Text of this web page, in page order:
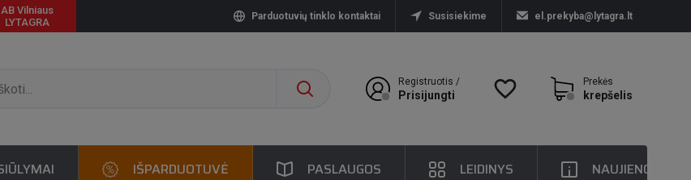
AB Vilniaus
LYTAGRA
Parduotuvių tinklo kontaktai Susisiekime el.prekyba@lytagra.lt
Prekės
krepšelis
favorite_border
Registruotis /
Prisijungti
IŠPARDUOTUVĖ PASLAUGOS LEIDINYS NAUJIENOS